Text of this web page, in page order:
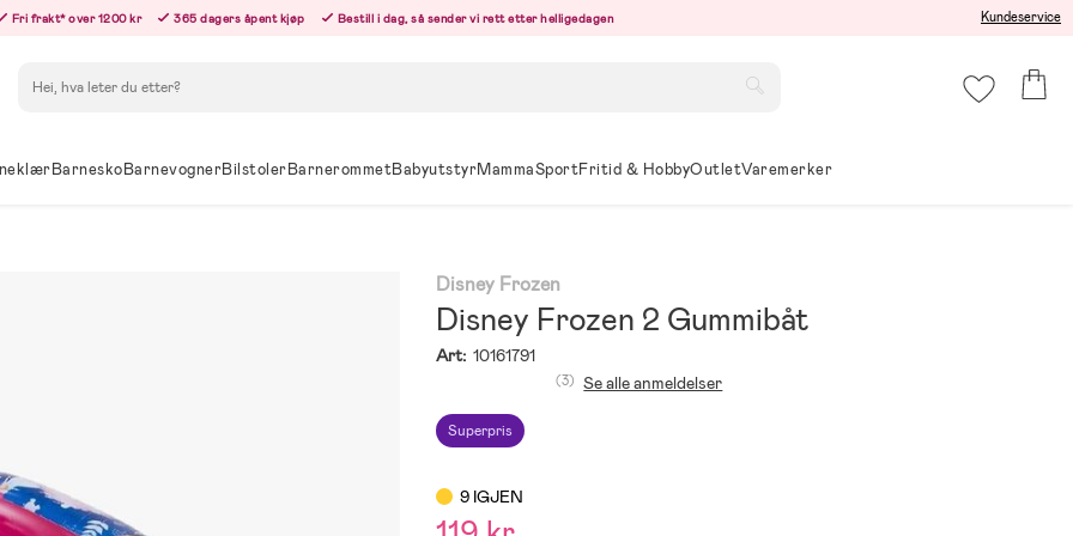
Fri frakt* over 1200 kr 365 dagers åpent kjøp Bestill i dag, så sender vi rett etter helligedagen Kundeservice
BarneskoBarnevognerBilstolerBarnerommetBabyutstyrMammaSportFritid & HobbyOutletVaremerker
Disney Frozen
Disney Frozen 2 Gummibåt
Art: 10161791
Superpris
(3) Se alle anmeldelser
9 IGJEN